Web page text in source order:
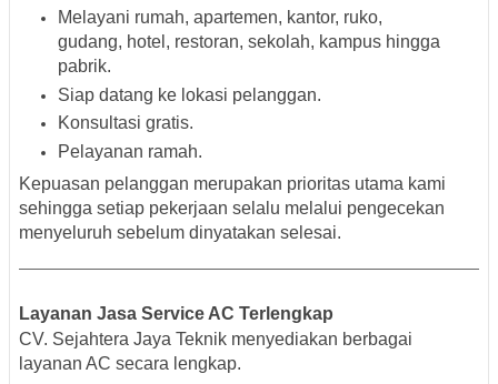
Melayani rumah, apartemen, kantor, ruko,
gudang, hotel, restoran, sekolah, kampus hingga
pabrik.
Siap datang ke lokasi pelanggan.
Konsultasi gratis.
Pelayanan ramah.
Kepuasan pelanggan merupakan prioritas utama kami
sehingga setiap pekerjaan selalu melalui pengecekan
menyeluruh sebelum dinyatakan selesai.
Layanan Jasa Service AC Terlengkap
CV. Sejahtera Jaya Teknik menyediakan berbagai
layanan AC secara lengkap.